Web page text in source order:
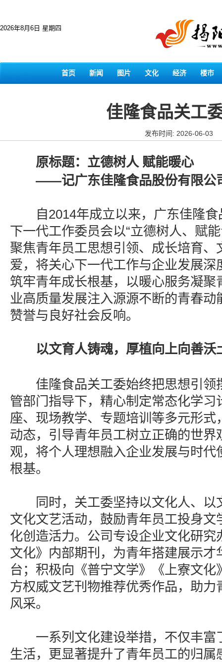
2026年8月6日 星期四
首页 新闻 图片 文化 经济 楼市
佳隆食品关工
发布时间: 2026-06-03
原标题：立德树人 赋能暖心
——记广东佳隆食品股份有限公
自2014年成立以来，广东佳隆食
下一代工作委员会以“立德树人、赋
聚焦青年员工思想引领、成长培育、
爱，将关心下一代工作与企业发展深
筑牢青年成长根基，以暖心服务凝聚
业高质量发展注入源源不断的青春动
赞誉与良好社会反响。
以文育人铸魂，厚植向上向善沃
佳隆食品关工委始终把思想引领
管部门指导下，精心制定常态化学习
座、现场教学、专题培训等多元形式
动态，引导青年员工树立正确的世界
观，将个人理想融入企业发展与时代
根基。
同时，关工委坚持以文化人、以
文化文艺活动，鼓励青年员工投身文
化创造活力。公司专设企业文化研究
文化》内部期刊，为青年搭建展示才
台；积极向《普宁文学》《上寮文化
方权威文艺刊物推荐优秀作品，助力
风采。
一系列文化建设举措，不仅丰富
生活，更显著提升了青年员工的归属